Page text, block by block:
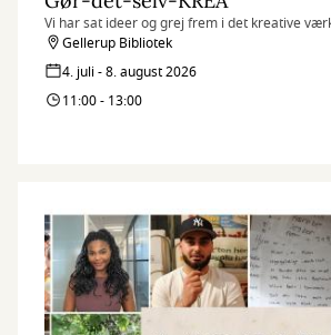
Vi har sat ideer og grej frem i det kreative
Gellerup Bibliotek
4. juli - 8. august 2026
11:00 - 13:00